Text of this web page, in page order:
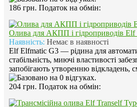
186 грн. Податок на обмін:
Олива для АКПП і гідроприводів
Наявність: Немає в наявності
Elf Elfmatic G3 — рідина для
стабільність, миючі властивості
запобігають утворенню відкладень,
204 грн. Податок на обмін: